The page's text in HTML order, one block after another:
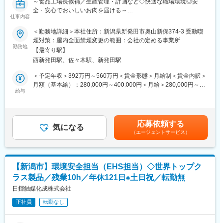
・数字をもとにした改善力・課題解決力
経験を積むことで、将来的にはライン責任者や工場運営側へのス
■働き方：
・年間休日123日、残業15H～20H程とワークライフバランス◎で
す。最低4連休以上のお休みを18日分付与する長期休暇手当もあ
・全国勤務者については住宅助成金・社宅貸与あり（※入社時にお
引越しが発生する場合は会社補助にて対応可能）単身赴任手当も
・イオングループのプロセスセンターとして、生鮮・加工食品の
開発・製造・加工・流通等全ての工程を担う「食品メーカー」で
す。
・畜肉・水産・農産などの生鮮商品や総菜商品を中心とした食品
の製造加工事業を全国にて展開しています。
・食品メーカーとしての商品の製造の機能だけでなく、トップバ
リュ商品をはじめとする多種多様な商品を全国のイオングループ
店舗へ毎日供給しています。
変更の範囲：会社の定める業務
仕事内容
全・安心でおいしいお肉を届ける～
■業務概要
食品製造工場にて、工場長候補として生産ライン全体の管理・運
営、スタッフマネジメントを担っていただきます。
主に畜産製品や加熱惣菜製品（惣菜半製品）を扱い、老健施設給
食食材やスーパー、外食産業、生協向けに製品を安定供給する役
割を担います。
生産計画の策定から品質・工程・衛生管理まで、工場運営に関す
る幅広い業務をお任せします。
・工場全体の生産計画立案、工程・進捗管理
・品質管理、衛生管理、食品安全マネジメントの実施と改善活動
・最新設備を活用した製造効率・生産性向上の推進
・経営層や他部門との連携による工場運営の最適化
■扱うサービス
食肉加工品の開発・製造・販売、やわらか畜肉食品（高齢者向
ます。
勤務地
＜勤務地詳細＞本社住所：新潟県新発田市奥山新保374-3 受動喫
煙対策：屋内全面禁煙変更の範囲：会社の定める事業所
【最寄り駅】
西新発田駅、佐々木駅、新発田駅
給与
＜予定年収＞392万円～560万円＜賃金形態＞月給制＜賃金内訳＞
月額（基本給）：280,000円～400,000円＜月給＞280,000円～
気になる 応募依頼する
（エージェントサービス）
【新潟市】環境安全担当（EHS担当）◇世界トップク
ラス製品／残業10h／年休121日※土日祝／転勤無
日揮触媒化成株式会社
正社員 転勤なし